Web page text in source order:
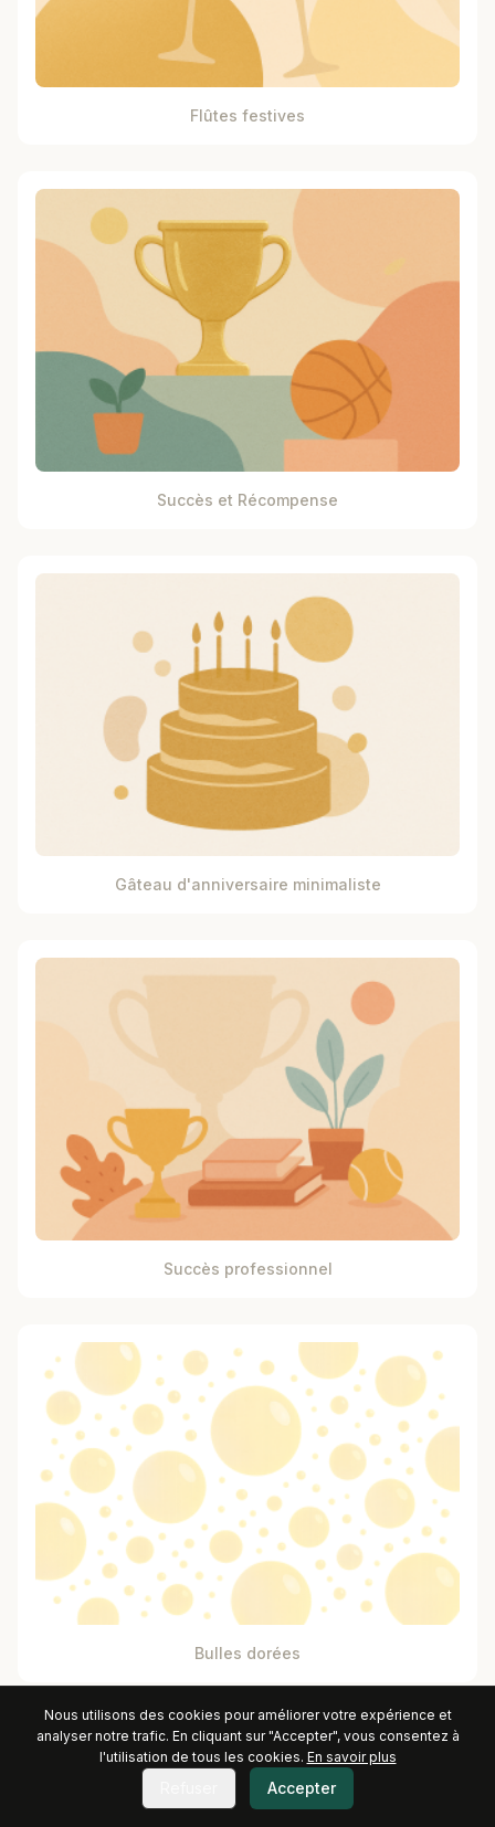
Flûtes festives
Succès et Récompense
Gâteau d'anniversaire minimaliste
Succès professionnel
Bulles dorées
Nous utilisons des cookies pour améliorer votre expérience et
analyser notre trafic. En cliquant sur "Accepter", vous consentez à
l'utilisation de tous les cookies. En savoir plus
Accepter